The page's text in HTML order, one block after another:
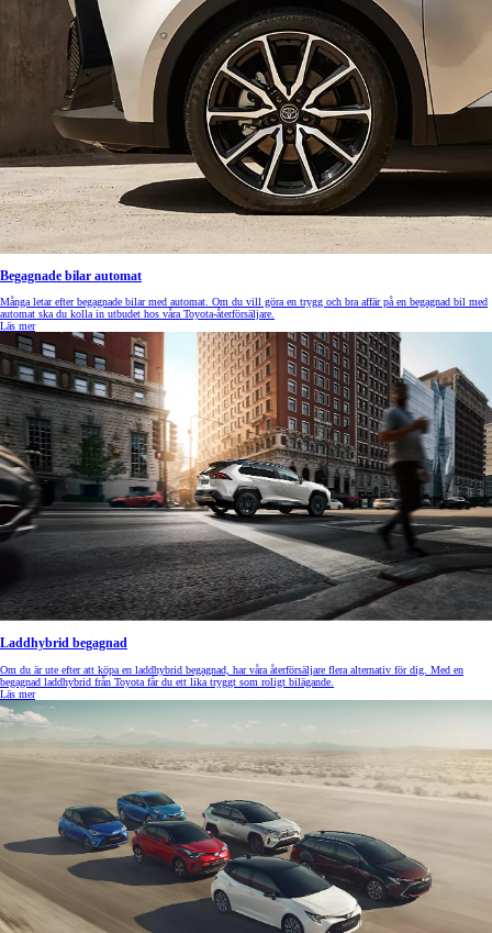
Begagnade bilar automat
Många letar efter begagnade bilar med automat. Om du vill göra en trygg och bra affär på en begagnad bil med
automat ska du kolla in utbudet hos våra Toyota-återförsäljare.
Läs mer
Laddhybrid begagnad
Om du är ute efter att köpa en laddhybrid begagnad, har våra återförsäljare flera alternativ för dig. Med en
begagnad laddhybrid från Toyota får du ett lika tryggt som roligt bilägande.
Läs mer